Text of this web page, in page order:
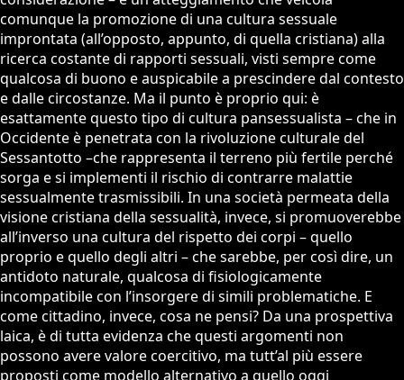
comunque la promozione di una cultura sessuale
improntata (all’opposto, appunto, di quella cristiana) alla
ricerca costante di rapporti sessuali, visti sempre come
qualcosa di buono e auspicabile a prescindere dal contesto
e dalle circostanze. Ma il punto è proprio qui: è
esattamente questo tipo di cultura pansessualista – che in
Occidente è penetrata con la rivoluzione culturale del
Sessantotto –che rappresenta il terreno più fertile perché
sorga e si implementi il rischio di contrarre malattie
sessualmente trasmissibili. In una società permeata della
visione cristiana della sessualità, invece, si promuoverebbe
all’inverso una cultura del rispetto dei corpi – quello
proprio e quello degli altri – che sarebbe, per così dire, un
antidoto naturale, qualcosa di fisiologicamente
incompatibile con l’insorgere di simili problematiche. E
come cittadino, invece, cosa ne pensi? Da una prospettiva
laica, è di tutta evidenza che questi argomenti non
possono avere valore coercitivo, ma tutt’al più essere
proposti come modello alternativo a quello oggi